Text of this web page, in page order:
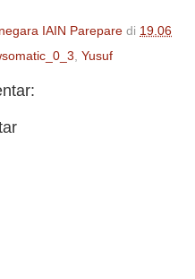
IAIN Parepare di 19.06
, Yusuf